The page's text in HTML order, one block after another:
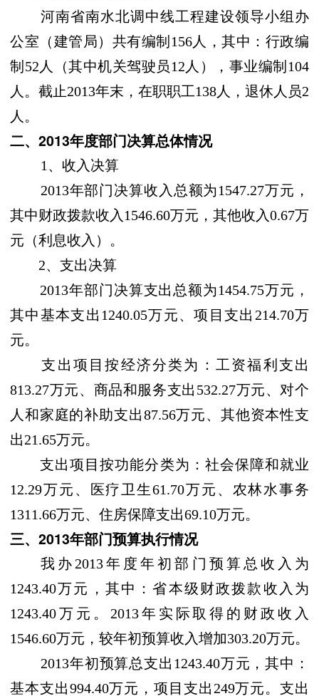
河南省南水北调中线工程建设领导小组办
公室（建管局）共有编制156人，其中：行政编
制52人（其中机关驾驶员12人），事业编制104
人。截止2013年末，在职职工138人，退休人员2
人。
二、2013年度部门决算总体情况
1、收入决算
2013年部门决算收入总额为1547.27万元，
其中财政拨款收入1546.60万元，其他收入0.67万
元（利息收入）。
2、支出决算
2013年部门决算支出总额为1454.75万元，
其中基本支出1240.05万元、项目支出214.70万
元。
支出项目按经济分类为：工资福利支出
813.27万元、商品和服务支出532.27万元、对个
人和家庭的补助支出87.56万元、其他资本性支
出21.65万元。
支出项目按功能分类为：社会保障和就业
12.29万元、医疗卫生61.70万元、农林水事务
1311.66万元、住房保障支出69.10万元。
三、2013年部门预算执行情况
我办2013年度年初部门预算总收入为
1243.40万元，其中：省本级财政拨款收入为
1243.40万元。2013年实际取得的财政收入
1546.60万元，较年初预算收入增加303.20万元。
2013年初预算总支出1243.40万元，其中：
基本支出994.40万元，项目支出249万元。支出